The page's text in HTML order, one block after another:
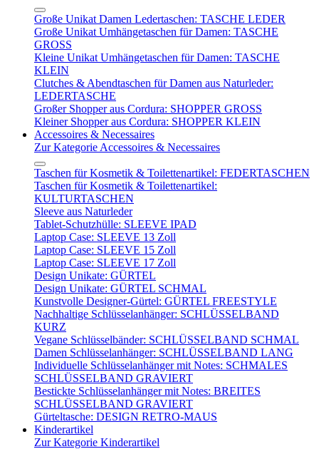
Große Unikat Damen Ledertaschen: TASCHE LEDER
Große Unikat Umhängetaschen für Damen: TASCHE
GROSS
Kleine Unikat Umhängetaschen für Damen: TASCHE
KLEIN
Clutches & Abendtaschen für Damen aus Naturleder:
LEDERTASCHE
Großer Shopper aus Cordura: SHOPPER GROSS
Kleiner Shopper aus Cordura: SHOPPER KLEIN
Accessoires & Necessaires
Zur Kategorie Accessoires & Necessaires
Taschen für Kosmetik & Toilettenartikel: FEDERTASCHEN
Taschen für Kosmetik & Toilettenartikel:
KULTURTASCHEN
Sleeve aus Naturleder
Tablet-Schutzhülle: SLEEVE IPAD
Laptop Case: SLEEVE 13 Zoll
Laptop Case: SLEEVE 15 Zoll
Laptop Case: SLEEVE 17 Zoll
Design Unikate: GÜRTEL
Design Unikate: GÜRTEL SCHMAL
Kunstvolle Designer-Gürtel: GÜRTEL FREESTYLE
Nachhaltige Schlüsselanhänger: SCHLÜSSELBAND
KURZ
Vegane Schlüsselbänder: SCHLÜSSELBAND SCHMAL
Damen Schlüsselanhänger: SCHLÜSSELBAND LANG
Individuelle Schlüsselanhänger mit Notes: SCHMALES
SCHLÜSSELBAND GRAVIERT
Bestickte Schlüsselanhänger mit Notes: BREITES
SCHLÜSSELBAND GRAVIERT
Gürteltasche: DESIGN RETRO-MAUS
Kinderartikel
Zur Kategorie Kinderartikel